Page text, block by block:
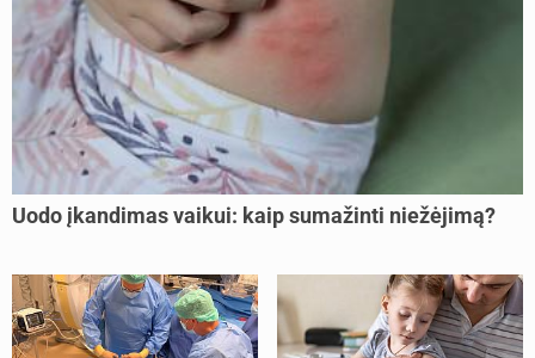
Uodo įkandimas vaikui: kaip sumažinti niežėjimą?